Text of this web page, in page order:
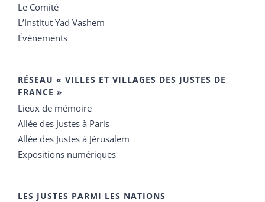
Le Comité
L’Institut Yad Vashem
Événements
RÉSEAU « VILLES ET VILLAGES DES JUSTES DE
FRANCE »
Lieux de mémoire
Allée des Justes à Paris
Allée des Justes à Jérusalem
Expositions numériques
LES JUSTES PARMI LES NATIONS